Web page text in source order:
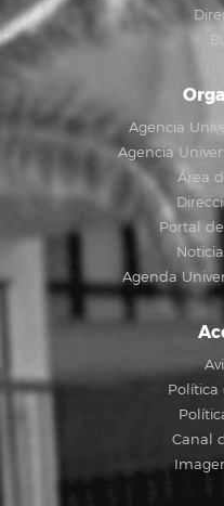
Agencia
Agencia
Área
Portal
Agenda
Política
Canal